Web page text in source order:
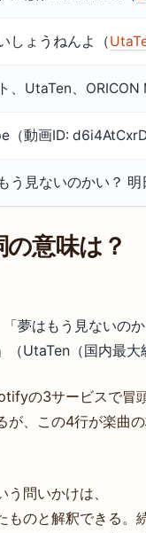
しょうねんよ（
、UtaTen、ORICON
（動画ID:
もう見ないのかい？
意味は？
夢はもう見ないの
（UtaTen（国内最
の3サービスで冒
が、この4行が楽曲
う問いかけは、
ものと解釈できる。